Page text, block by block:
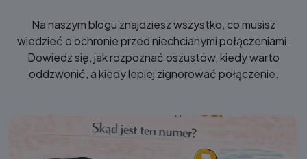
Na naszym blogu znajdziesz wszystko, co musisz
wiedzieć o ochronie przed niechcianymi połączeniami.
Dowiedz się, jak rozpoznać oszustów, kiedy warto
oddzwonić, a kiedy lepiej zignorować połączenie.